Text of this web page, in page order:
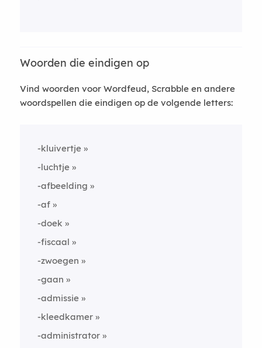
Woorden die eindigen op
Vind woorden voor Wordfeud, Scrabble en andere
woordspellen die eindigen op de volgende letters:
-kluivertje
-luchtje
-afbeelding
-af
-doek
-fiscaal
-zwoegen
-gaan
-admissie
-kleedkamer
-administrator